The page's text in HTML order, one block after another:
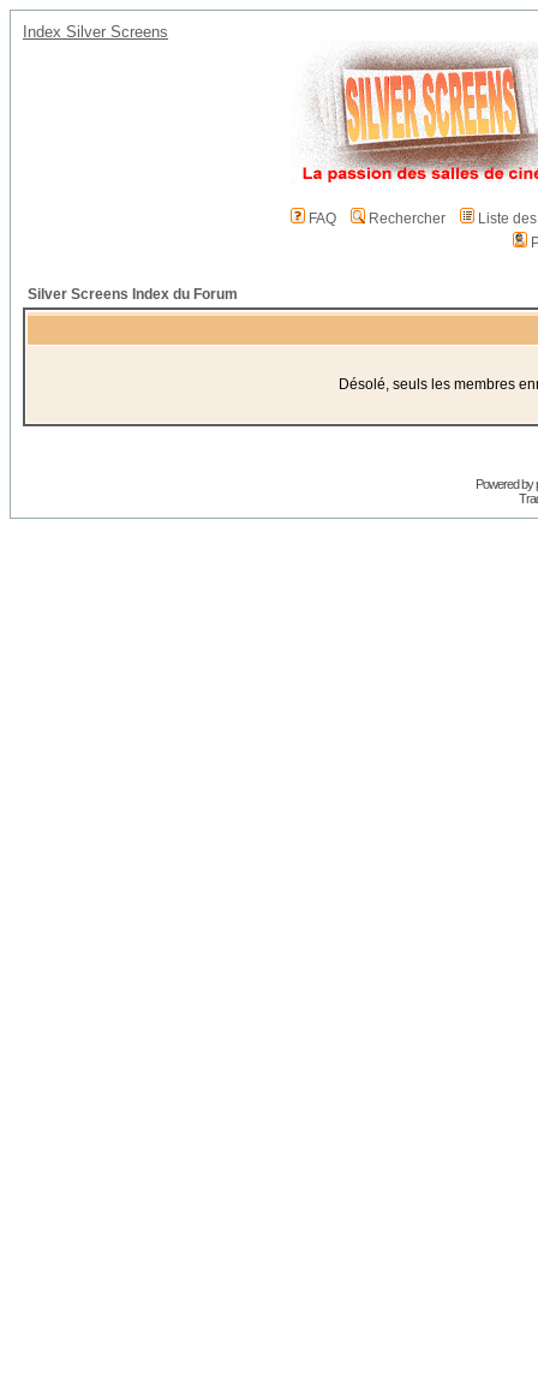
Index Silver Screens
FAQ Rechercher
Liste
Silver Screens Index du Forum
Désolé, seuls les membres
Powered by